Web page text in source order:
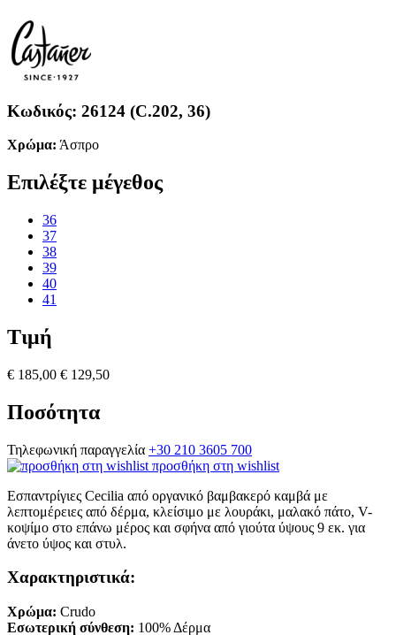
Κωδικός: 26124 (C.202, 36)
Χρώμα: Άσπρο
Επιλέξτε μέγεθος
36
37
38
39
40
41
Τιμή
€ 185,00 € 129,50
Ποσότητα
Τηλεφωνική παραγγελία +30 210 3605 700
προσθήκη στη wishlist
Εσπαντρίγιες Cecilia από οργανικό βαμβακερό καμβά με
λεπτομέρειες από δέρμα, κλείσιμο με λουράκι, μαλακό πάτο, V-
κοψίμο στο επάνω μέρος και σφήνα από γιούτα ύψους 9 εκ. για
άνετο ύψος και στυλ.
Χαρακτηριστικά:
Χρώμα: Crudo
Εσωτερική σύνθεση: 100% Δέρμα